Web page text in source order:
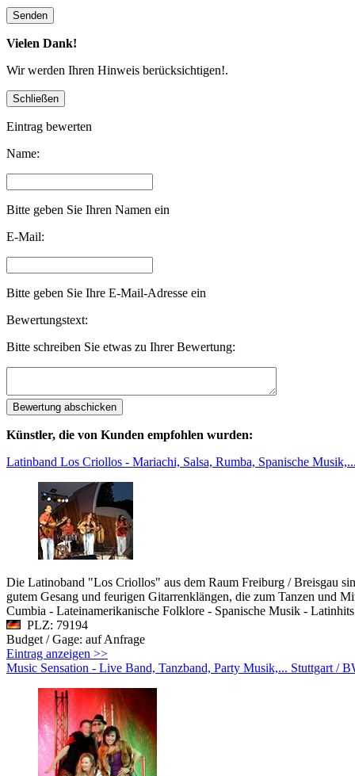
Vielen Dank!
Wir werden Ihren Hinweis berücksichtigen!.
Eintrag bewerten
Name:
Bitte geben Sie Ihren Namen ein
E-Mail:
Bitte geben Sie Ihre E-Mail-Adresse ein
Bewertungstext:
Bitte schreiben Sie etwas zu Ihrer Bewertung:
Künstler, die von Kunden empfohlen wurden:
Latinband Los Criollos - Mariachi, Salsa, Rumba, Spanische
Die Latinoband "Los Criollos" aus dem Raum Freiburg / Breisgau
gutem Gesang und feurigen Gitarrenklängen, die zum Tanzen und
Cumbia - Lateinamerikanische Folklore - Spanische Musik -
PLZ: 79194
Budget / Gage: auf Anfrage
Eintrag anzeigen >>
Music Sensation - Live Band, Tanzband, Party Musik,... Stuttgart /